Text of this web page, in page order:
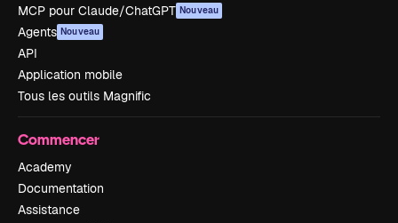
MCP pour Claude/ChatGPT Nouveau
Agents Nouveau
API
Application mobile
Tous les outils Magnific
Commencer
Academy
Documentation
Assistance